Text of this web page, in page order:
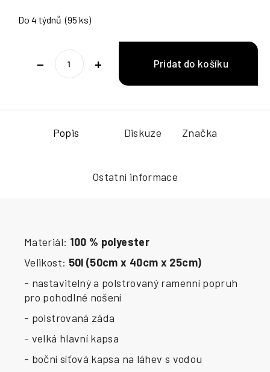
Do 4 týdnů (95 ks)
+
−
Popis Diskuze Značka
Ostatní informace
Materiál: 100 % polyester
Velikost: 50l (50cm x 40cm x 25cm)
- nastavitelný a polstrovaný ramenní popruh
pro pohodlné nošení
- polstrovaná záda
- velká hlavní kapsa
- boční síťová kapsa na láhev s vodou